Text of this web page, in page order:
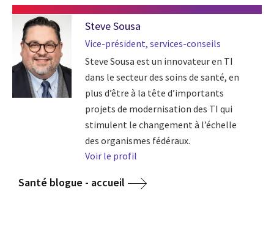
Steve Sousa
Vice-président, services-conseils
Steve Sousa est un innovateur en TI
dans le secteur des soins de santé, en
plus d’être à la tête d’importants
projets de modernisation des TI qui
stimulent le changement à l’échelle
des organismes fédéraux.
Voir le profil
Santé blogue - accueil